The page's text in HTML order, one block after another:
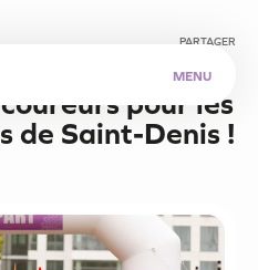
MENU
PARTAGER
coureurs pour les
sde Saint-Denis !